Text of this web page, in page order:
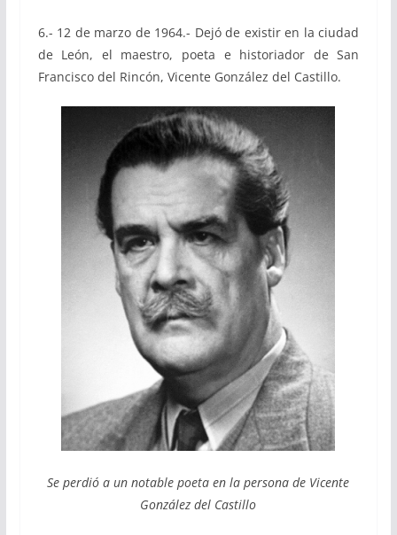
6.- 12 de marzo de 1964.- Dejó de existir en la ciudad
de León, el maestro, poeta e historiador de San
Francisco del Rincón, Vicente González del Castillo.
Se perdió a un notable poeta en la persona de Vicente
González del Castillo